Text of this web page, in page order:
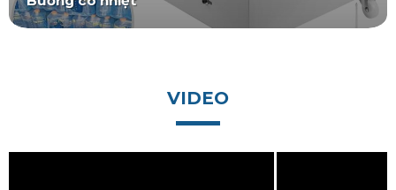
VIDEO